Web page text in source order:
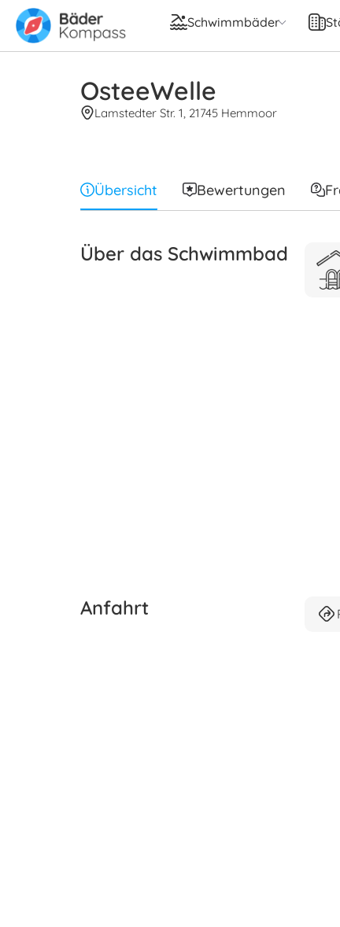
Schwimmbäder
OsteeWelle
Lamstedter Str. 1, 21745 Hemmoor
Übersicht Bewertungen
Über das Schwimmbad
Anfahrt